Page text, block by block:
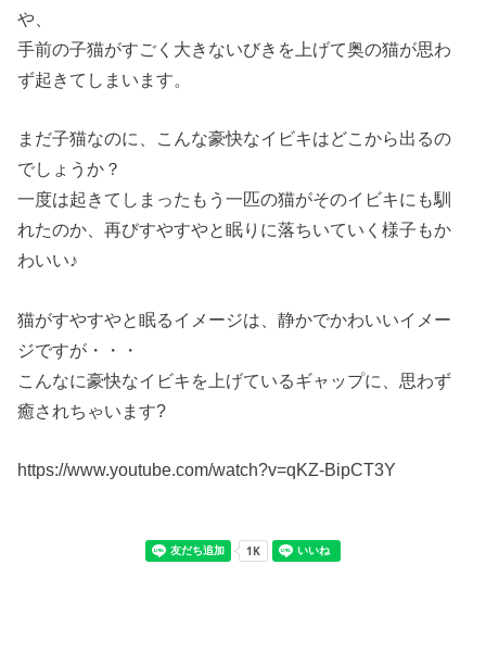
や、
手前の子猫がすごく大きないびきを上げて奥の猫が思わ
ず起きてしまいます。
まだ子猫なのに、こんな豪快なイビキはどこから出るの
でしょうか？
一度は起きてしまったもう一匹の猫がそのイビキにも馴
れたのか、再びすやすやと眠りに落ちいていく様子もか
わいい♪
猫がすやすやと眠るイメージは、静かでかわいいイメー
ジですが・・・
こんなに豪快なイビキを上げているギャップに、思わず
癒されちゃいます?
https://www.youtube.com/watch?v=qKZ-BipCT3Y